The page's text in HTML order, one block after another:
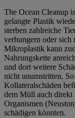
The Ocean Cleanup
gelangte Plastik
sterben zahlreiche
verhungern oder
Mikroplastik kann
Nahrungskette
und dort weitere
nicht unumstritten.
Kollateralschäden
dem Müll auch direkt
Organismen
schädigen könnten.